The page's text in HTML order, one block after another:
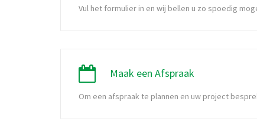
Vul het formulier in en wij bellen u zo spoedig
Maak een Afspraak
Om een afspraak te plannen en uw project